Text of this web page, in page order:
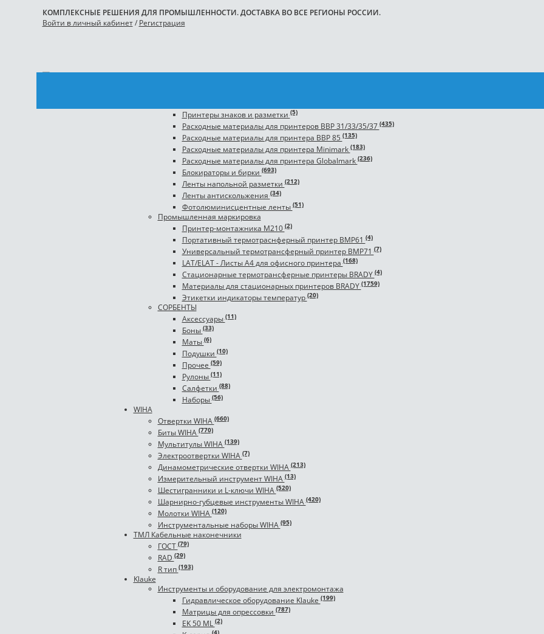
КОМПЛЕКСНЫЕ РЕШЕНИЯ ДЛЯ ПРОМЫШЛЕННОСТИ. ДОСТАВКА ВО ВСЕ РЕГИОНЫ РОССИИ.
Войти в личный кабинет/ Регистрация
Принтеры знаков и разметки(5)
Расходные материалы для принтеров BBP 31/33/35/37(435)
Расходные материалы для принтера BBP 85(135)
Расходные материалы для принтера Minimark(183)
Расходные материалы для принтера Globalmark(236)
Блокираторы и бирки(693)
Ленты напольной разметки(212)
Ленты антискольжения(34)
Фотолюминисцентные ленты(51)
Промышленная маркировка
Принтер-монтажника M210(2)
Портативный термотраснферный принтер BMP61(4)
Универсальный термотрансферный принтер BMP71(7)
LAT/ELAT - Листы А4 для офисного принтера(168)
Стационарные термотрансферные принтеры BRADY(4)
Материалы для стационарных принтеров BRADY(1759)
Этикетки индикаторы температур(20)
СОРБЕНТЫ
Аксессуары(11)
Боны(33)
Маты(6)
Подушки(10)
Прочее(59)
Рулоны(11)
Салфетки(88)
Наборы(56)
WIHA
Отвертки WIHA(660)
Биты WIHA(770)
Мультитулы WIHA(139)
Электроотвертки WIHA(7)
Динамометрические отвертки WIHA(213)
Измерительный инструмент WIHA(13)
Шестигранники и L-ключи WIHA(520)
Шарнирно-губцевые инструменты WIHA(420)
Молотки WIHA(120)
Инструментальные наборы WIHA(95)
ТМЛ Кабельные наконечники
ГОСТ(79)
RAD(29)
R тип(193)
Klauke
Инструменты и оборудование для электромонтажа
Гидравлическое оборудование Klauke(199)
Матрицы для опрессовки(787)
EK 50 ML(2)
(4)